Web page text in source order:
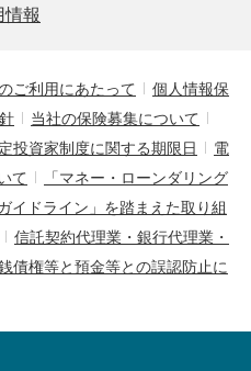
報
ご利用にあたって
個人情報保
当社の保険募集について
投資家制度に関する期限日
電
て
「マネー・ローンダリング
イドライン」を踏まえた取り組
信託契約代理業・銀行代理業・
債権等と預金等との誤認防止に